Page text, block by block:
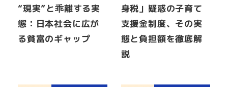
“現実”と乖離する実
態：日本社会に広が
る貧富のギャップ
身税」疑惑の子育て
支援金制度、その実
態と負担額を徹底解
説